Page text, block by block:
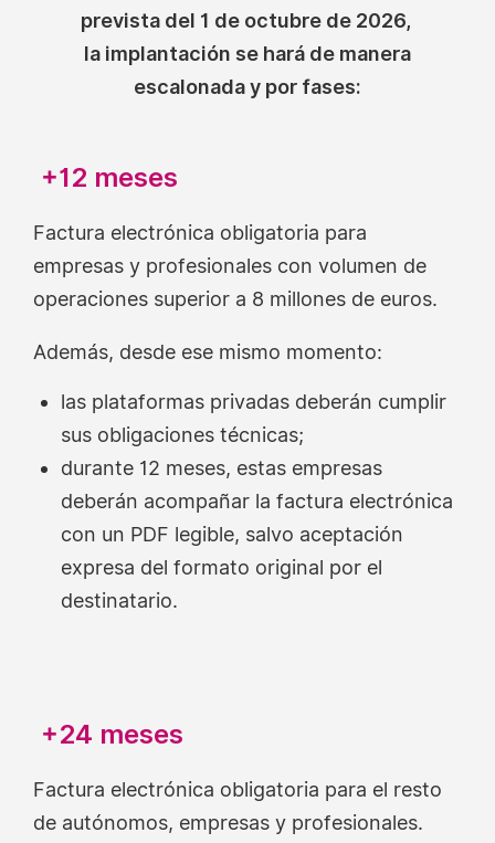
prevista del 1 de octubre de 2026,
la implantación se hará de manera
escalonada y por fases:
+12 meses
Factura electrónica obligatoria para
empresas y profesionales con volumen de
operaciones superior a 8 millones de euros.
Además, desde ese mismo momento:
las plataformas privadas deberán cumplir
sus obligaciones técnicas;
durante 12 meses, estas empresas
deberán acompañar la factura electrónica
con un PDF legible, salvo aceptación
expresa del formato original por el
destinatario.
+24 meses
Factura electrónica obligatoria para el resto
de autónomos, empresas y profesionales.